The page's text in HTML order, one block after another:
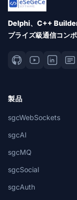
Delphi、C++
プライズ級通信コンポ
製品
sgcWebSockets
sgcAI
sgcMQ
sgcSocial
sgcAuth